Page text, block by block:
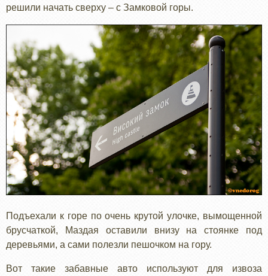
решили начать сверху – с Замковой горы.
Подъехали к горе по очень крутой улочке, вымощенной
брусчаткой, Маздая оставили внизу на стоянке под
деревьями, а сами полезли пешочком на гору.
Вот такие забавные авто используют для извоза